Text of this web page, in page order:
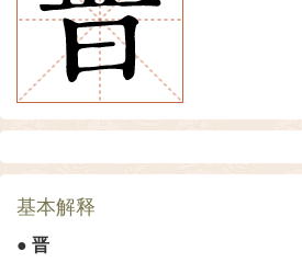
基本解释
● 晋